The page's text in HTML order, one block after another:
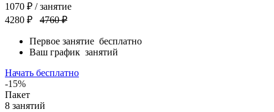
1070 ₽ / занятие
4280 ₽
4760 ₽
Первое занятие бесплатно
Ваш график занятий
Начать бесплатно
-15%
Пакет
8 занятий